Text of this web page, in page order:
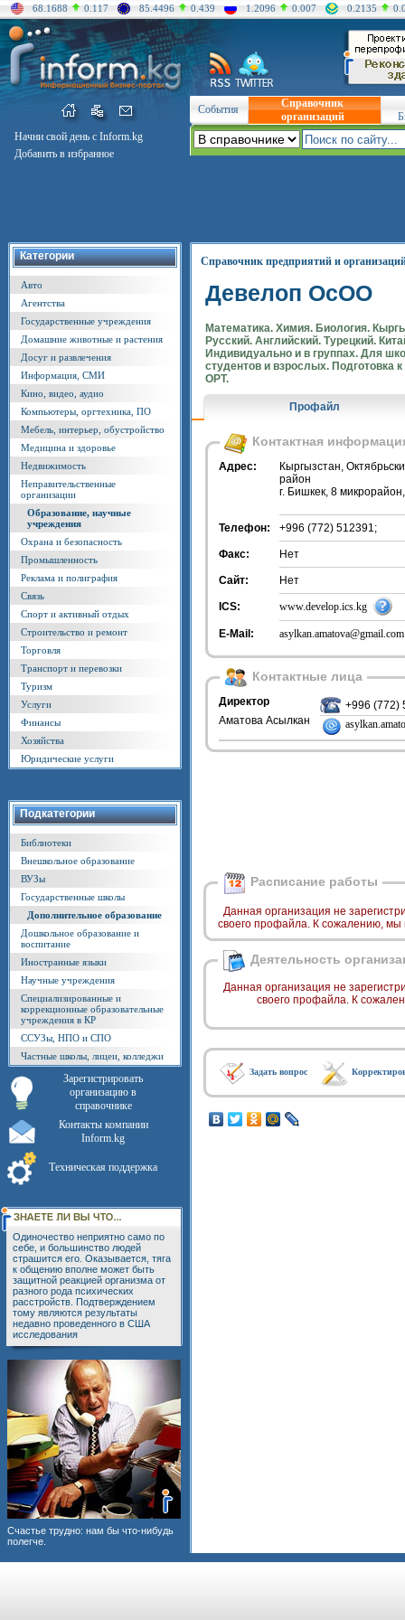
68.1688 0.117 85.4496 0.439 1.2096 0.007 0.2135
Начни свой день с Inform.kg
Добавить в избранное
События
Справочник
организаций
Категории
Авто
Агентства
Государственные учреждения
Домашние животные и растения
Досуг и развлечения
Информация, СМИ
Кино, видео, аудио
Компьютеры, оргтехника, ПО
Мебель, интерьер, обустройство
Медицина и здоровье
Недвижимость
Неправительственные
организации
Образование, научные
учреждения
Охрана и безопасность
Промышленность
Реклама и полиграфия
Связь
Спорт и активный отдых
Строительство и ремонт
Торговля
Транспорт и перевозки
Туризм
Услуги
Финансы
Хозяйства
Юридические услуги
Подкатегории
Библиотеки
Внешкольное образование
ВУЗы
Государственные школы
Дополнительное образование
Дошкольное образование и
воспитание
Иностранные языки
Научные учреждения
Специализированные и
коррекционные образовательные
учреждения в КР
ССУЗы, НПО и СПО
Частные школы, лицеи, колледжи
Зарегистрировать
организацию в
справочнике
Контакты компании
Inform.kg
Техническая поддержка
Одиночество неприятно само по
себе, и большинство людей
страшится его. Оказывается, тяга
к общению вполне может быть
защитной реакцией организма от
разного рода психических
расстройств. Подтверждением
тому являются результаты
недавно проведенного в США
исследования
Счастье трудно: нам бы что-нибудь
полегче.
Справочник предприятий и
Девелоп ОсОО
Математика. Химия. Биология.
Русский. Английский. Турецкий.
Индивидуально и в группах. Для
студентов и взрослых. Подготовка
ОРТ.
Профайл
Контактная
Адрес:
Кыргызстан,
район
г. Бишкек, 8
Телефон: +996 (772) 512391;
Факс: Нет
Сайт: Нет
ICS: www.develop.ics.kg
E-Mail: asylkan.amatova@gmail.com
Контактные лица
Директор
Аматова Асылкан
+996 (772)
Расписание работы
Данная организация не
своего профайла. К сожалению,
Деятельность
Данная организация не
своего профайла. К
Задать вопрос